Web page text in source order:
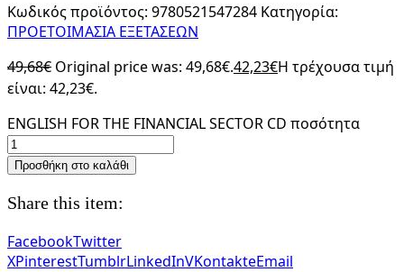
Κωδικός προϊόντος: 9780521547284 Κατηγορία:
ΠΡΟΕΤΟΙΜΑΣΙΑ ΕΞΕΤΑΣΕΩΝ
49,68€ Original price was: 49,68€.42,23€Η τρέχουσα τιμή
είναι: 42,23€.
ENGLISH FOR THE FINANCIAL SECTOR CD ποσότητα
Προσθήκη στο καλάθι
Share this item:
FacebookTwitter
XPinterestTumblrLinkedInVKontakteEmail